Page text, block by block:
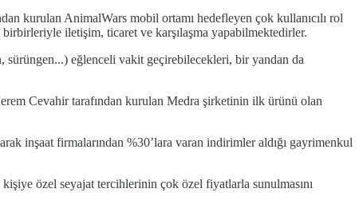
kurulan AnimalWars mobil ortamı hedefleyen çok kullanıcılı rol
iletişim, ticaret ve karşılaşma yapabilmektedirler.
eğlenceli vakit geçirebilecekleri, bir yandan da
Cevahir tarafından kurulan Medra şirketinin ilk ürünü olan
inşaat firmalarından %30’lara varan indirimler aldığı gayrimenkul
özel seyajat tercihlerinin çok özel fiyatlarla sunulmasını